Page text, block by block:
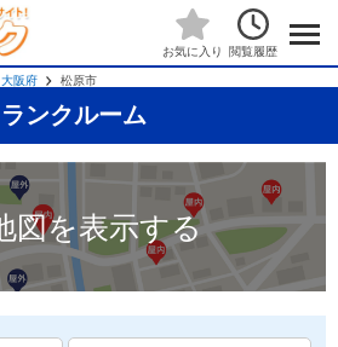
お気に入り 閲覧履歴
大阪府 松原市
ンクルーム
図を表示する